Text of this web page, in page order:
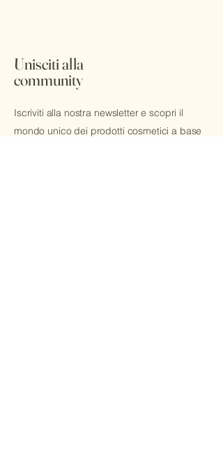
Unisciti alla
community
Iscriviti alla nostra newsletter e scopri il
mondo unico dei prodotti cosmetici a base